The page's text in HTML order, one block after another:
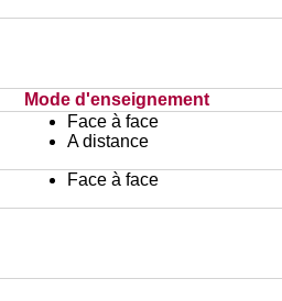
Mode d'enseignement
Face à face
A distance
Face à face